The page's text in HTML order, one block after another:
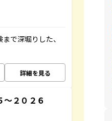
で深堀りした、
詳細を見る
２０２６